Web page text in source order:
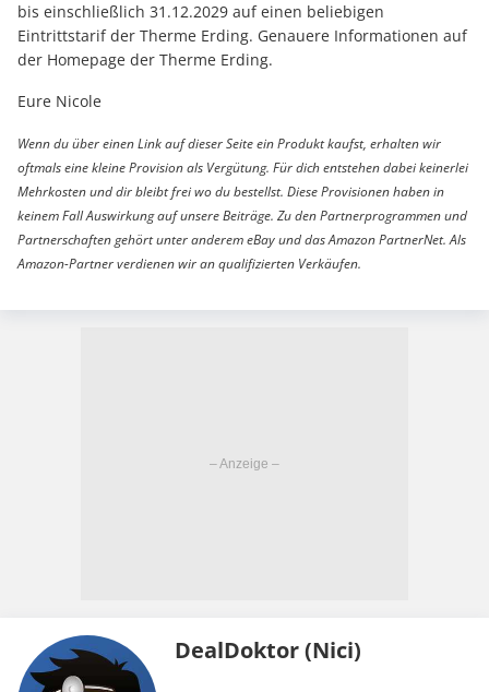
bis einschließlich 31.12.2029 auf einen beliebigen
Eintrittstarif der Therme Erding. Genauere Informationen auf
der Homepage der Therme Erding.
Eure Nicole
Wenn du über einen Link auf dieser Seite ein Produkt kaufst, erhalten wir
oftmals eine kleine Provision als Vergütung. Für dich entstehen dabei keinerlei
Mehrkosten und dir bleibt frei wo du bestellst. Diese Provisionen haben in
keinem Fall Auswirkung auf unsere Beiträge. Zu den Partnerprogrammen und
Partnerschaften gehört unter anderem eBay und das Amazon PartnerNet. Als
Amazon-Partner verdienen wir an qualifizierten Verkäufen.
DealDoktor (Nici)